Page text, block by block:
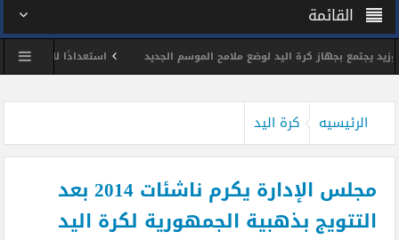
القائمة
بجهاز كرة اليد لوضع ملامح الموسم الجديد
استعدادًا للمونديال..
الرئيسيه كرة اليد
مجلس الإدارة يكرم ناشئات 2014 بعد
التتويج بذهبية الجمهورية لكرة اليد